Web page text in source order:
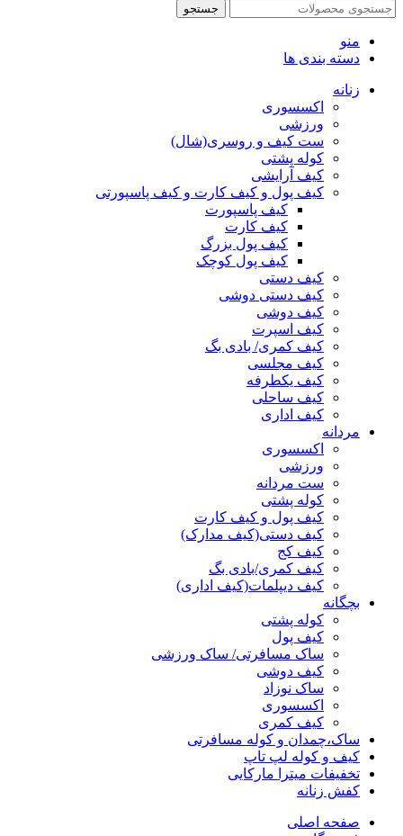
جستجو
منو
دسته بندی ها
زنانه
اکسسوری
ورزشی
ست کیف و روسری(شال)
کوله پشتی
کیف آرایشی
کیف پول و کیف کارت و کیف پاسپورتی
کیف پاسپورت
کیف کارت
کیف پول بزرگ
کیف پول کوچک
کیف دستی
کیف دستی دوشی
کیف دوشی
کیف اسپرت
کیف کمری/ بادی بگ
کیف مجلسی
کیف یکطرفه
کیف ساحلی
کیف اداری
مردانه
اکسسوری
ورزشی
ست مردانه
کوله پشتی
کیف پول و کیف کارت
کیف دستی(کیف مدارک)
کیف کج
کیف کمری/بادی بگ
کیف دیپلمات(کیف اداری)
بچگانه
کوله پشتی
کیف پول
ساک مسافرتی/ ساک ورزشی
کیف دوشی
ساک نوزاد
اکسسوری
کیف کمری
ساک،چمدان و کوله مسافرتی
کیف و کوله لپ تاپ
تخفیفات میترا مارکایی
کفش زنانه
صفحه اصلی